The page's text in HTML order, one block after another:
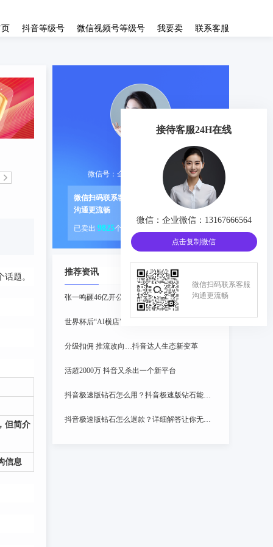
抖音等级号 微信视频号等级号 我要卖 联系客服
题。
但简介
信息
微信号：企业微信：13167666564
微信扫码联系客服
沟通更流畅
已卖出 9825个账号
推荐资讯
张一鸣砸46亿开公司 准备大干一场
分级扣佣 推流改向…抖音达人生态新变革
活超2000万 抖音又杀出一个新平台
抖音极速版钻石怎么用？抖音极速版钻石能提现吗
抖音极速版钻石怎么退款？详细解答让你无忧退款
接待客服24H在线
微信： 企业微信：13167666564
点击复制微信
微信扫码联系客服
沟通更流畅